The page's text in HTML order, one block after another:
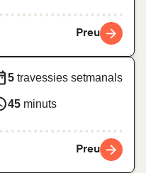
Preu
5 travessies setmanals
45 minuts
Preu